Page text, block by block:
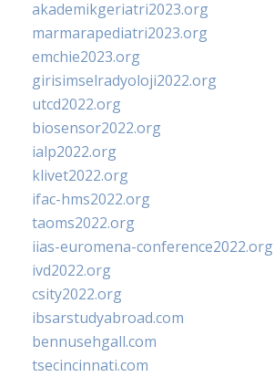
akademikgeriatri2023.org
marmarapediatri2023.org
emchie2023.org
girisimselradyoloji2022.org
utcd2022.org
biosensor2022.org
ialp2022.org
klivet2022.org
ifac-hms2022.org
taoms2022.org
iias-euromena-conference2022.org
ivd2022.org
csity2022.org
ibsarstudyabroad.com
bennusehgall.com
tsecincinnati.com